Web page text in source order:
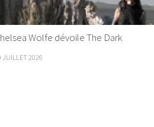
Wolfe dévoile The Dark
JUILLET 2026